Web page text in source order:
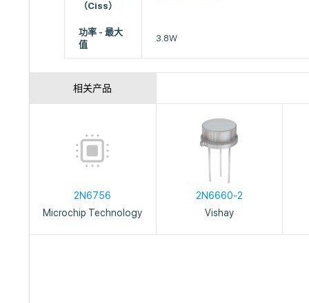
（Ciss）
功率 - 最大
值
3.8W
相关产品
2N6756
Microchip Technology
2N6660-2
Vishay